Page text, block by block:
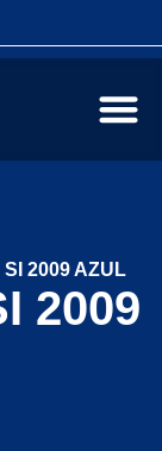
SI 2009 AZUL
2009